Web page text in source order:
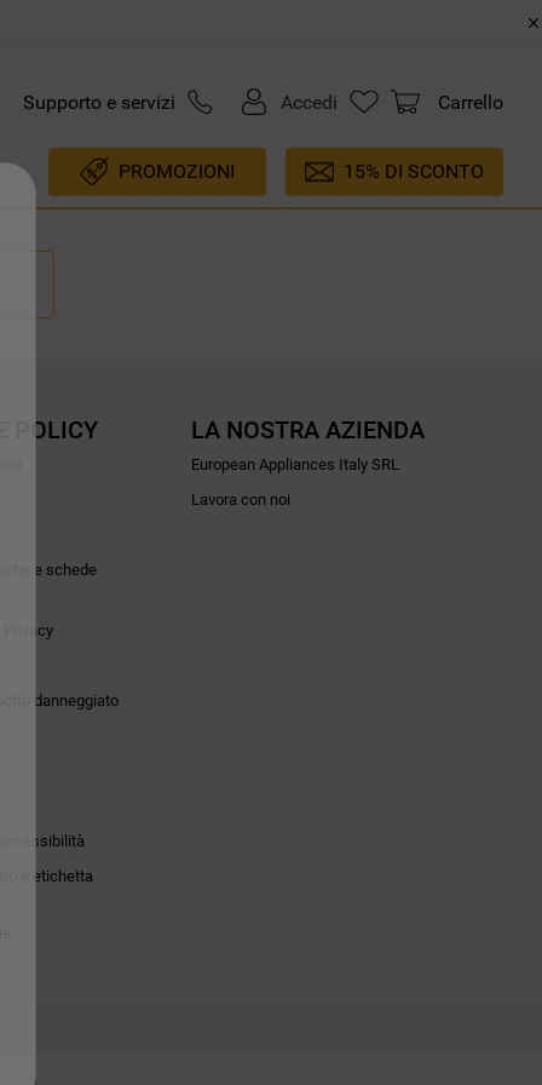
Supporto e servizi Accedi Carrello
PROMOZIONI 15% DI SCONTO
POLICY
e schede
Privacy
danneggiato
e etichetta
LA NOSTRA AZIENDA
European Appliances Italy SRL
Lavora con noi